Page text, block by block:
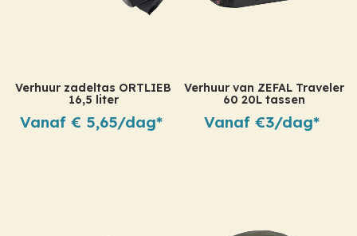
Verhuur zadeltas ORTLIEB
16,5 liter
Vanaf € 5,65/dag*
Verhuur van ZEFAL Traveler
60 20L tassen
Vanaf €3/dag*